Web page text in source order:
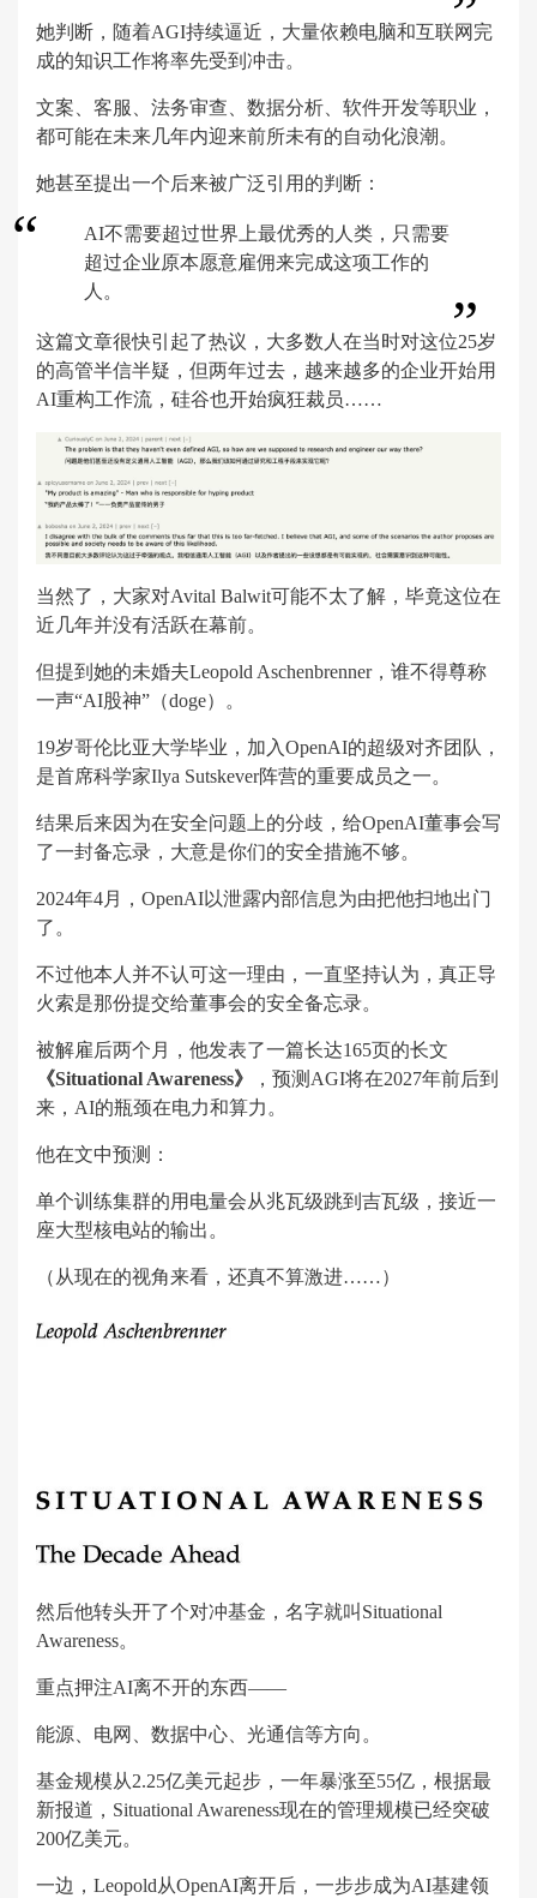
她判断，随着AGI持续逼近，大量依赖电脑和互联网完
成的知识工作将率先受到冲击。
文案、客服、法务审查、数据分析、软件开发等职业，
都可能在未来几年内迎来前所未有的自动化浪潮。
她甚至提出一个后来被广泛引用的判断：
AI不需要超过世界上最优秀的人类，只需要
超过企业原本愿意雇佣来完成这项工作的
人。
这篇文章很快引起了热议，大多数人在当时对这位25岁
的高管半信半疑，但两年过去，越来越多的企业开始用
AI重构工作流，硅谷也开始疯狂裁员……
当然了，大家对Avital Balwit可能不太了解，毕竟这位在
近几年并没有活跃在幕前。
但提到她的未婚夫Leopold Aschenbrenner，谁不得尊称
一声“AI股神”（doge）。
19岁哥伦比亚大学毕业，加入OpenAI的超级对齐团队，
是首席科学家Ilya Sutskever阵营的重要成员之一。
结果后来因为在安全问题上的分歧，给OpenAI董事会写
了一封备忘录，大意是你们的安全措施不够。
2024年4月，OpenAI以泄露内部信息为由把他扫地出门
了。
不过他本人并不认可这一理由，一直坚持认为，真正导
火索是那份提交给董事会的安全备忘录。
被解雇后两个月，他发表了一篇长达165页的长文
《Situational Awareness》
，预测AGI将在2027年前后到
来，AI的瓶颈在电力和算力。
他在文中预测：
单个训练集群的用电量会从兆瓦级跳到吉瓦级，接近一
座大型核电站的输出。
（从现在的视角来看，还真不算激进……）
然后他转头开了个对冲基金，名字就叫Situational
Awareness。
重点押注AI离不开的东西——
能源、电网、数据中心、光通信等方向。
基金规模从2.25亿美元起步，一年暴涨至55亿，根据最
新报道，Situational Awareness现在的管理规模已经突破
200亿美元。
一边，Leopold从OpenAI离开后，一步步成为AI基建领